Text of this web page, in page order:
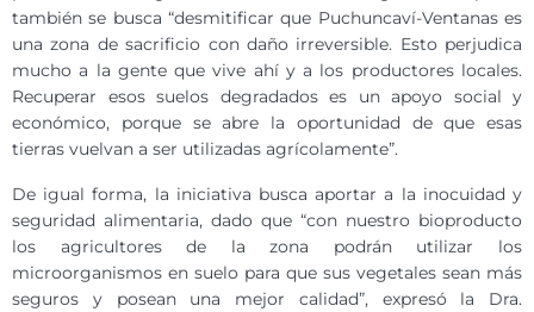
también se busca “desmitificar que Puchuncaví-Ventanas es
una zona de sacrificio con daño irreversible. Esto perjudica
mucho a la gente que vive ahí y a los productores locales.
Recuperar esos suelos degradados es un apoyo social y
económico, porque se abre la oportunidad de que esas
tierras vuelvan a ser utilizadas agrícolamente”.
De igual forma, la iniciativa busca aportar a la inocuidad y
seguridad alimentaria, dado que “con nuestro bioproducto
los agricultores de la zona podrán utilizar los
microorganismos en suelo para que sus vegetales sean más
seguros y posean una mejor calidad”, expresó la Dra.